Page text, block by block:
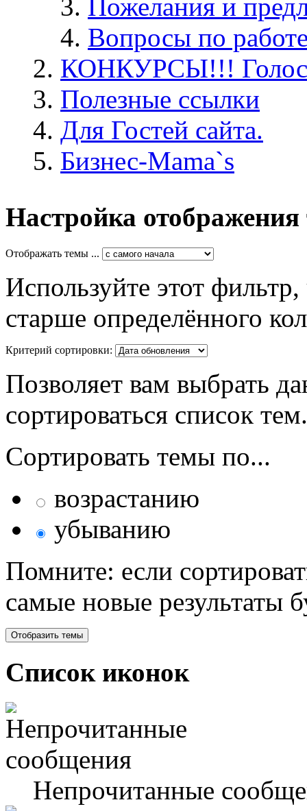
Пожелания и
Вопросы по
КОНКУРСЫ!!!
Полезные ссылки
Для Гостей сайта.
Бизнес-Mama`s
Настройка отображения
Отображать темы ...
Используйте этот
старше определённого
Критерий сортировки:
Позволяет вам выбрать
сортироваться список тем.
Сортировать темы по...
возрастанию
убыванию
Помните: если
самые новые результаты
Список иконок
Непрочитанные